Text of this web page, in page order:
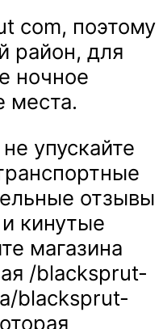
com, поэтому
район, для
ночное
места.
упускайте
отзывы
кинутые
магазина
/blacksprut-
blacksprut-